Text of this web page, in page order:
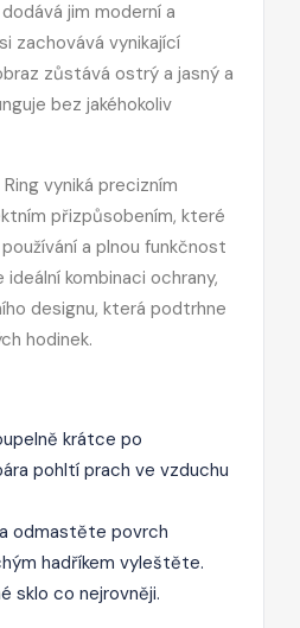
jim moderní a
zachovává vynikající
zůstává ostrý a jasný a
bez jakéhokoliv
vyniká precizním
přizpůsobením, které
a plnou funkčnost
kombinaci ochrany,
designu, která podtrhne
hodinek.
krátce po
pohltí prach ve vzduchu
odmastěte povrch
hadříkem vyleštěte.
sklo co nejrovněji.